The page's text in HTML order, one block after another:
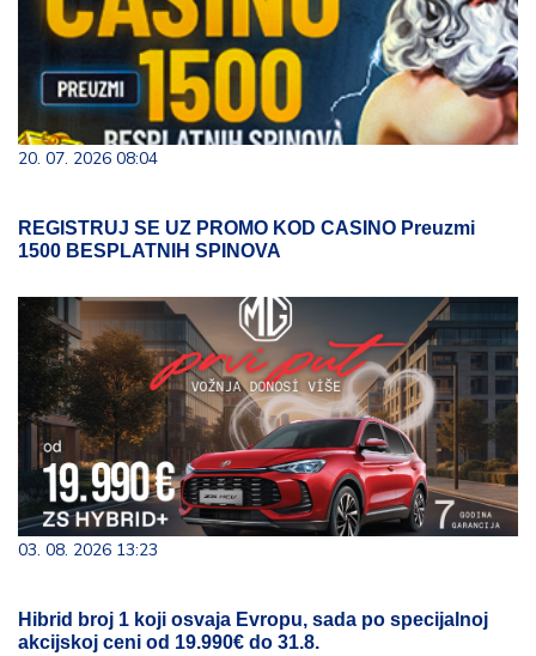
20. 07. 2026 08:04
REGISTRUJ SE UZ PROMO KOD CASINO Preuzmi
1500 BESPLATNIH SPINOVA
03. 08. 2026 13:23
Hibrid broj 1 koji osvaja Evropu, sada po specijalnoj
akcijskoj ceni od 19.990€ do 31.8.